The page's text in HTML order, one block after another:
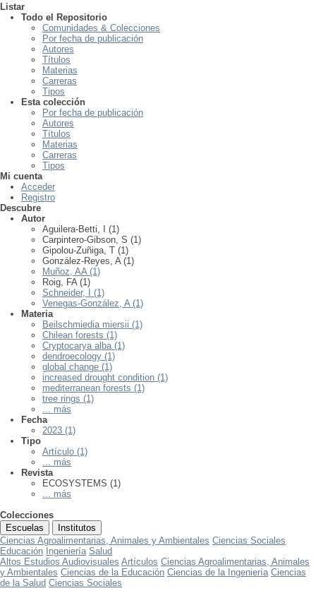
Listar
Todo el Repositorio
Comunidades & Colecciones
Por fecha de publicación
Autores
Títulos
Materias
Carreras
Tipos
Esta colección
Por fecha de publicación
Autores
Títulos
Materias
Carreras
Tipos
Mi cuenta
Acceder
Registro
Descubre
Autor
Aguilera-Betti, I (1)
Carpintero-Gibson, S (1)
Gipolou-Zuñiga, T (1)
González-Reyes, A (1)
Muñoz, AA (1)
Roig, FA (1)
Schneider, I (1)
Venegas-González, A (1)
Materia
Beilschmiedia miersii (1)
Chilean forests (1)
Cryptocarya alba (1)
dendroecology (1)
global change (1)
increased drought condition (1)
mediterranean forests (1)
tree rings (1)
... más
Fecha
2023 (1)
Tipo
Artículo (1)
... más
Revista
ECOSYSTEMS (1)
... más
Colecciones
Escuelas
Institutos
Ciencias Agroalimentarias, Animales y Ambientales Ciencias Sociales
Educación Ingeniería Salud
Altos Estudios Audiovisuales Artículos Ciencias Agroalimentarias, Animales
y Ambientales Ciencias de la Educación Ciencias de la Ingeniería Ciencias
de la Salud Ciencias Sociales